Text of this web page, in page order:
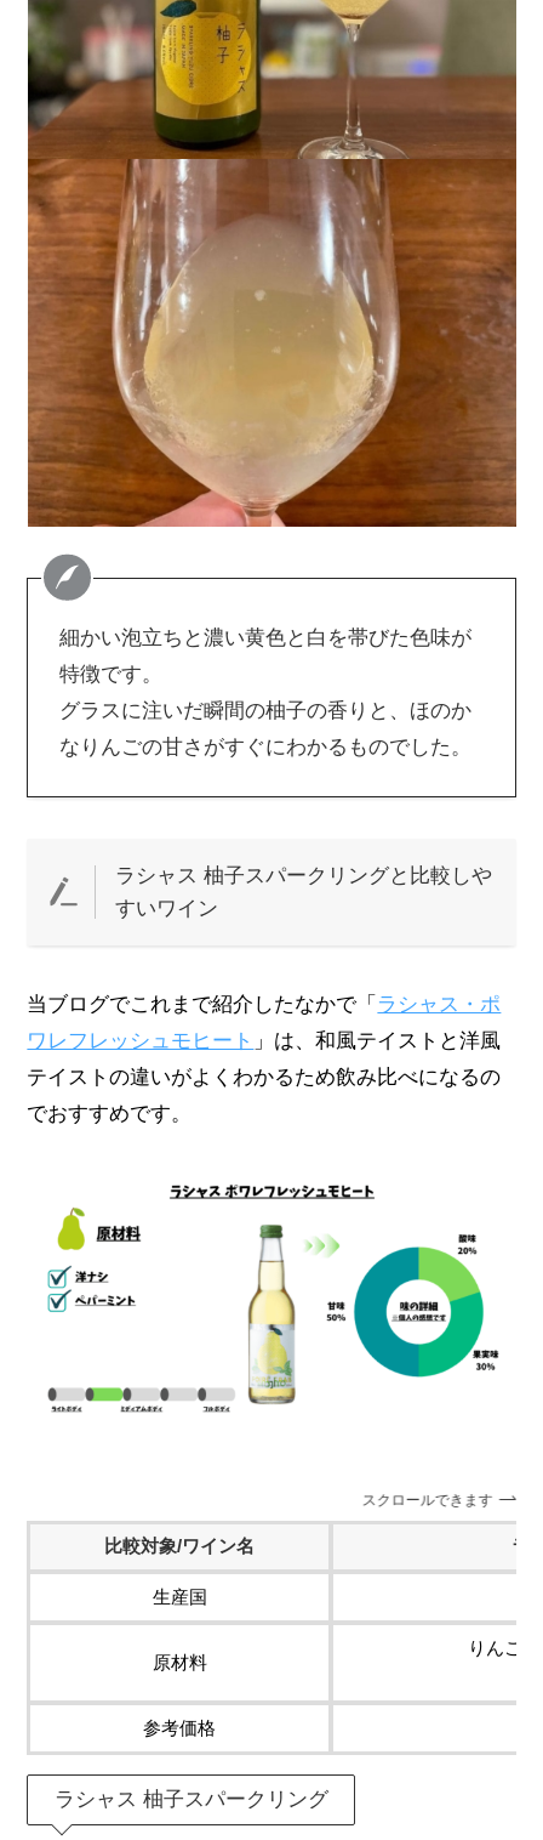
細かい泡立ちと濃い黄色と白を帯びた色味が
特徴です。
グラスに注いだ瞬間の柚子の香りと、ほのか
なりんごの甘さがすぐにわかるものでした。
ラシャス 柚子スパークリングと比較しや
すいワイン
当ブログでこれまで紹介したなかで「 ラシャス・ポ
ワレフレッシュモヒート 」は、和風テイストと洋風
テイストの違いがよくわかるため飲み比べになるの
でおすすめです。
スクロールできます
比較対象/ワイン名 ラ
生産国
原材料
りんご
参考価格
ラシャス 柚子スパークリング